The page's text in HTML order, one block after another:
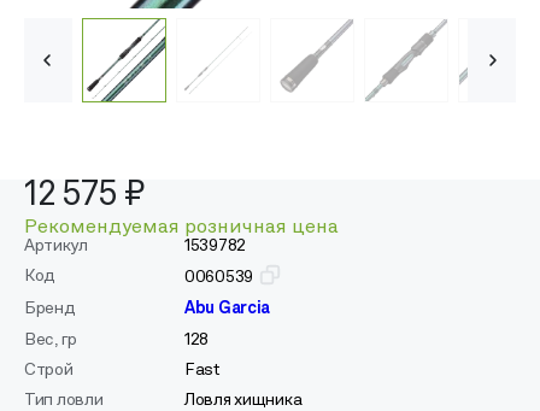
12 575 ₽
Рекомендуемая розничная цена
Артикул
1539782
Код
0060539
Бренд
Abu Garcia
Вес, гр
128
Строй
Fast
Тип ловли
Ловля хищника